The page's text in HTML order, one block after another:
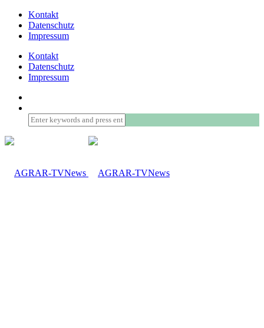
Kontakt
Datenschutz
Impressum
Kontakt
Datenschutz
Impressum